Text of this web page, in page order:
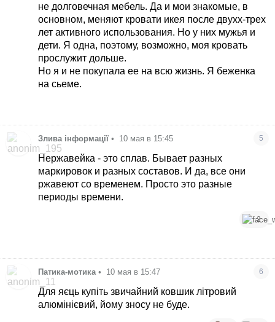
не долговечная мебель. Да и мои знакомые, в
основном, меняют кровати икея после двухх-трех
лет активного использования. Но у них мужья и
дети. Я одна, поэтому, возможно, моя кровать
прослужит дольше.
Но я и не покупала ее на всю жизнь. Я беженка
на сьеме.
Злива інформації • 10 мая в 15:45 5
Нержавейка - это сплав. Бывает разных
маркировок и разных составов. И да, все они
ржавеют со временем. Просто это разные
периоды времени.
2
Патика-мотика • 10 мая в 15:47 6
Для яєць купіть звичайний ковшик літровий
алюмінієвий, йому зносу не буде.